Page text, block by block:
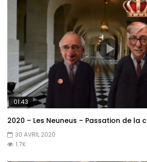
01:43
2020 – Les Neuneus – Passation de la
30 AVRIL 2020
1.7K